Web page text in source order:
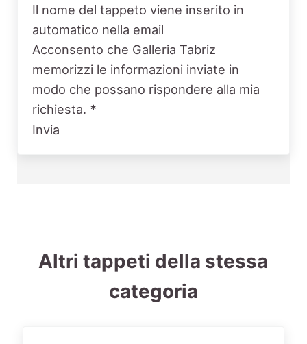
Il nome del tappeto viene inserito in
automatico nella email
Acconsento che Galleria Tabriz
memorizzi le informazioni inviate in
modo che possano rispondere alla mia
richiesta. *
Invia
Altri tappeti della stessa
categoria